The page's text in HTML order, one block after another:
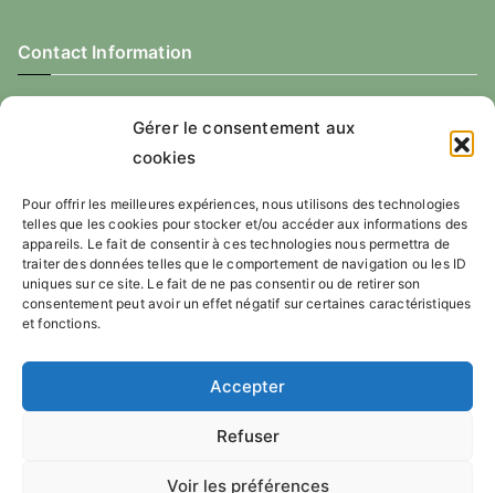
Gérer le consentement aux
cookies
Pour offrir les meilleures expériences, nous utilisons des technologies
telles que les cookies pour stocker et/ou accéder aux informations des
appareils. Le fait de consentir à ces technologies nous permettra de
traiter des données telles que le comportement de navigation ou les ID
uniques sur ce site. Le fait de ne pas consentir ou de retirer son
consentement peut avoir un effet négatif sur certaines caractéristiques
et fonctions.
Accepter
Refuser
Voir les préférences
Contact Information
info@infogite.be
Nederlands
La Chevalerie
Les Herbes Folles
La Pommeraie
Le Moulin de Flavion